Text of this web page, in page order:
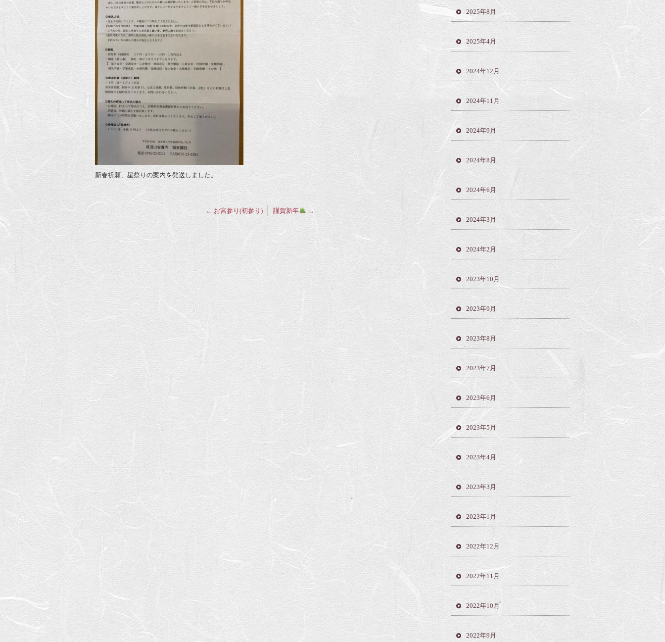
新春祈願、星祭りの案内を発送しました。
← お宮参り(初参り) 謹賀新年 →
2025年8月
2025年4月
2024年12月
2024年11月
2024年9月
2024年8月
2024年6月
2024年3月
2024年2月
2023年10月
2023年9月
2023年8月
2023年7月
2023年6月
2023年5月
2023年4月
2023年3月
2023年1月
2022年12月
2022年11月
2022年10月
2022年9月